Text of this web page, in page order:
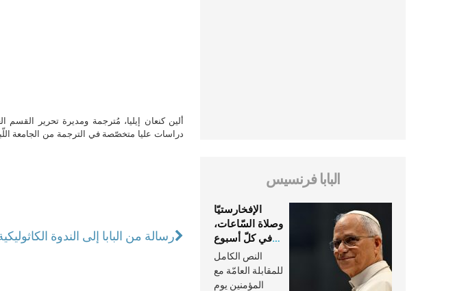
ألين كنعان إيليا، مُترجمة ومديرة تحرير
دراسات عليا متخصّصة في الترجمة من الجامعة
رسالة من البابا إلى الندوة
البابا فرنسيس
الإفخارستيّا
وصلاة السّاعات،
في كلّ أسبوع
وكلّ يوم، هما
النَّفَس في حياة
الكنيسة
النص الكامل
للمقابلة العامّة مع
المؤمنين يوم